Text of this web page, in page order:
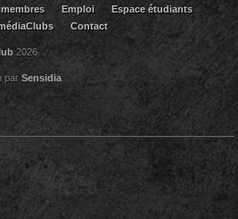
membres Emploi
Espace étudiants
Contact
2026
parSensidia